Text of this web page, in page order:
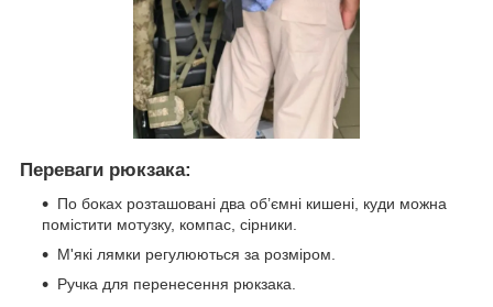
Переваги рюкзака:
По боках розташовані два об’ємні кишені, куди можна
помістити мотузку, компас, сірники.
М'які лямки регулюються за розміром.
Ручка для перенесення рюкзака.